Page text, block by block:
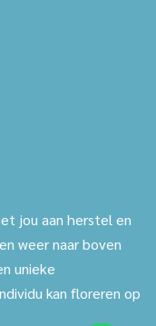
jou aan herstel en
weer naar boven
unieke
kan floreren op